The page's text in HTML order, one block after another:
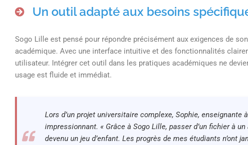
Un outil adapté aux besoins
Sogo Lille est pensé pour répondre précisément aux exigences de
académique. Avec une interface intuitive et des fonctionnalités
utilisateur. Intégrer cet outil dans les pratiques académiques ne
usage est fluide et immédiat.
Lors d’un projet universitaire complexe, Sophie, enseignante
impressionnant. « Grâce à Sogo Lille, passer d’un fichier à
devenu un jeu d’enfant. Les progrès de mes étudiants n’ont